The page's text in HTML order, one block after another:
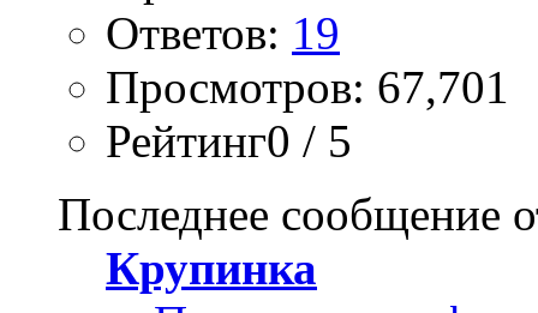
Ответов: 19
Просмотров: 67,701
Рейтинг0 / 5
Последнее сообщение
Крупинка